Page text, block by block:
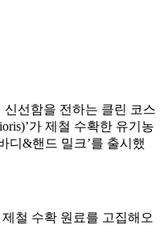
선함을 전하는 클린 코스
가 제철 수확한 유기농
디&핸드 밀크’를 출시했
철 수확 원료를 고집해오